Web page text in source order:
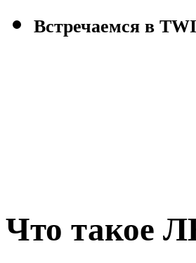
Встречаемся в
Что такое